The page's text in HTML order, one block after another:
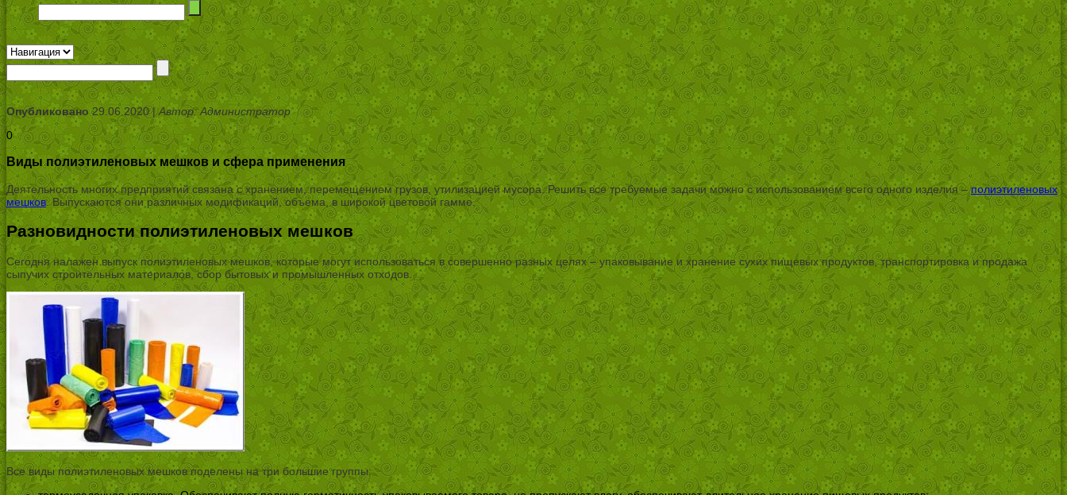
Опубликовано29.06.2020 |Автор: Администратор
0
Виды полиэтиленовых мешков и сфера применения
Деятельность многих предприятий связана с хранением, перемещением грузов, утилизацией мусора. Решить все требуемые задачи можно с использованием всего одного изделия –полиэтиленовых
мешков. Выпускаются они различных модификаций, объема, в широкой цветовой гамме.
Разновидности полиэтиленовых мешков
Сегодня налажен выпуск полиэтиленовых мешков, которые могут использоваться в совершенно разных целях – упаковывание и хранение сухих пищевых продуктов, транспортировка и продажа
сыпучих строительных материалов, сбор бытовых и промышленных отходов.
Все виды полиэтиленовых мешков поделены на три большие группы: